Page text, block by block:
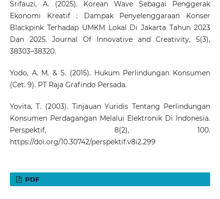
Srifauzi, A. (2025). Korean Wave Sebagai Penggerak
Ekonomi Kreatif : Dampak Penyelenggaraan Konser
Blackpink Terhadap UMKM Lokal Di Jakarta Tahun 2023
Dan 2025. Journal Of Innovative and Creativity, 5(3),
38303–38320.
Yodo, A. M. & S. (2015). Hukum Perlindungan Konsumen
(Cet. 9). PT Raja Grafindo Persada.
Yovita, T. (2003). Tinjauan Yuridis Tentang Perlindungan
Konsumen Perdagangan Melalui Elektronik Di Indonesia.
Perspektif, 8(2), 100.
https://doi.org/10.30742/perspektif.v8i2.299
PDF